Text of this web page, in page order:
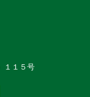
１１５号